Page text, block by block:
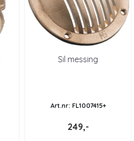
Sil messing
Art.nr: FL1007415+
249,-